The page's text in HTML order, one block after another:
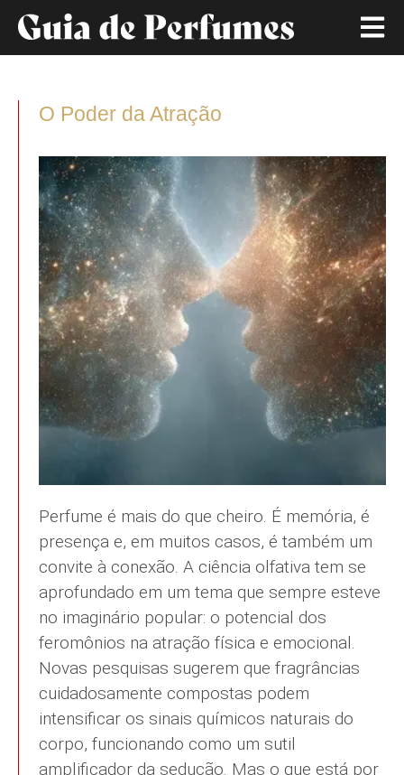
O Poder da Atração
Perfume é mais do que cheiro. É memória, é
presença e, em muitos casos, é também um
convite à conexão. A ciência olfativa tem se
aprofundado em um tema que sempre esteve
no imaginário popular: o potencial dos
feromônios na atração física e emocional.
Novas pesquisas sugerem que fragrâncias
cuidadosamente compostas podem
intensificar os sinais químicos naturais do
corpo, funcionando como um sutil
amplificador da sedução. Mas o que está por